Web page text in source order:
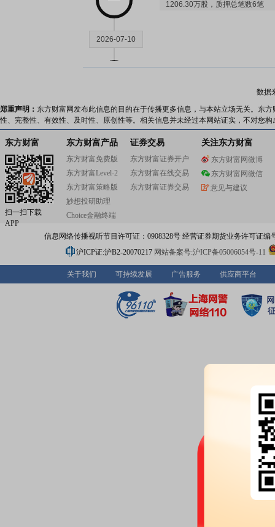
1206.30万股，质押总笔数6笔
2026-07-10
2026-07-07
2026年07月07日发布
险警示相关事项的进展公告》
2026-07-03
告》
股权质押：截止2026年07月03
1206.30万股，质押总笔数6笔
2026-06-30
《
等2
截止2026年06月26
1206.30万股，质押总笔数6笔
截止2026年06月18
数据
郑重声明： 东方财富网发布此信息的目的在于传播更多信息，与本站立场无关。东
性、完整性、有效性、及时性、原创性等。相关信息并未经过本网站证实，不对您
东方财富
扫一扫下载
APP
东方财富产品
东方财富免费版
东方财富Level-2
东方财富策略版
妙想投研助理
Choice金融终端
证券交易
东方财富证券开户
东方财富在线交易
东方财富证券交易
关注东方财富
东方财富网微博
东方财富网微信
意见与建议
信息网络传播视听节目许可证：0908328号 经营证券期货业务许可证编
沪ICP证:沪B2-20070217 网站备案号:沪ICP备05006054号-11
关于我们 可持续发展 广告服务 供应商平台